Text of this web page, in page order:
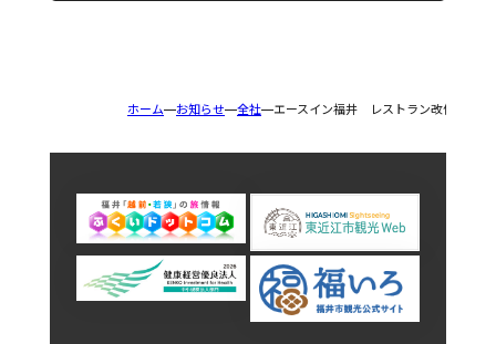
ホーム お知らせ 全社 エースイン福井 レストラン改修のお知